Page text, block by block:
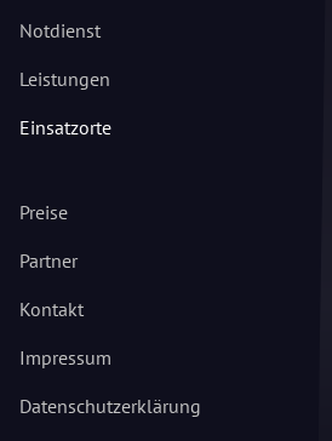
Notdienst
Leistungen
Einsatzorte
Preise
Partner
Kontakt
Impressum
Datenschutzerklärung